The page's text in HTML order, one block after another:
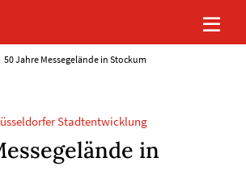
50 Jahre Messegelände in Stockum
Stadtentwicklung
in